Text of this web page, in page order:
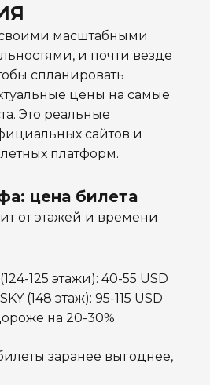
масштабными
и почти везде
спланировать
цены на самые
Это реальные
сайтов и
платформ.
цена билета
от этажей и времени
125 этажи): 40-55 USD
(148 этаж): 95-115 USD
на 20-30%
заранее выгоднее,